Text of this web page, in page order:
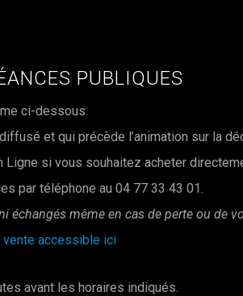
PUBLIQUES
ci-dessous:
et qui précède l’animation sur la
Ligne si vous souhaitez acheter
par téléphone au 04 77 33 43 01.
même en cas de perte ou de
accessible ici
avant les horaires indiqués.